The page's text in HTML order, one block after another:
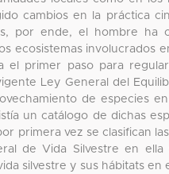
cambios en la práctica
por ende, el hombre ha
ecosistemas involucrados
el primer paso para
Ley General del
de especies
un catálogo de dichas
primera vez se clasifican
de Vida Silvestre en
silvestre y sus hábitats en